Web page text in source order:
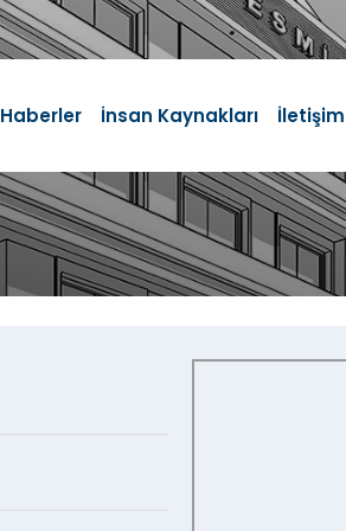
Whatsapp Hattı
+90 332 346 50 60
Haberler İnsan Kaynakları İletişim